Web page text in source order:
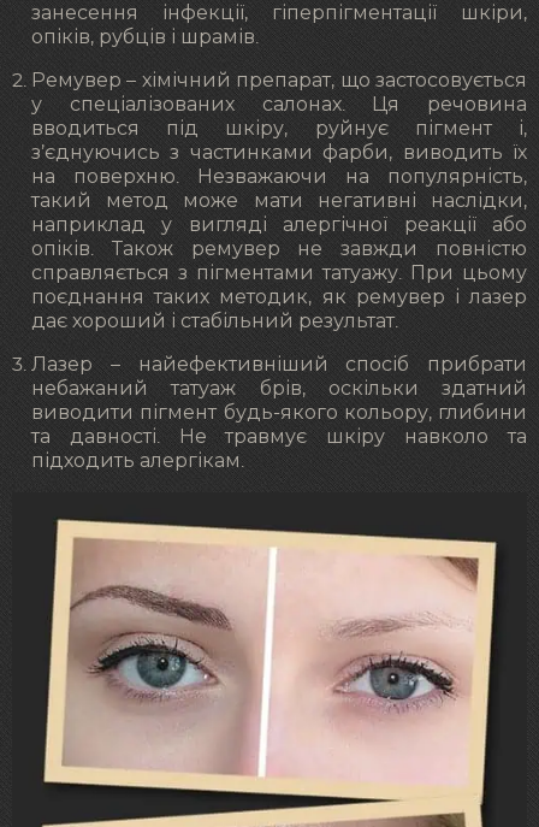
занесення інфекції, гіперпігментації шкіри,
опіків, рубців і шрамів.
Ремувер – хімічний препарат, що застосовується
у спеціалізованих салонах. Ця речовина
вводиться під шкіру, руйнує пігмент і,
з’єднуючись з частинками фарби, виводить їх
на поверхню. Незважаючи на популярність,
такий метод може мати негативні наслідки,
наприклад у вигляді алергічної реакції або
опіків. Також ремувер не завжди повністю
справляється з пігментами татуажу. При цьому
поєднання таких методик, як ремувер і лазер
дає хороший і стабільний результат.
Лазер – найефективніший спосіб прибрати
небажаний татуаж брів, оскільки здатний
виводити пігмент будь-якого кольору, глибини
та давності. Не травмує шкіру навколо та
підходить алергікам.